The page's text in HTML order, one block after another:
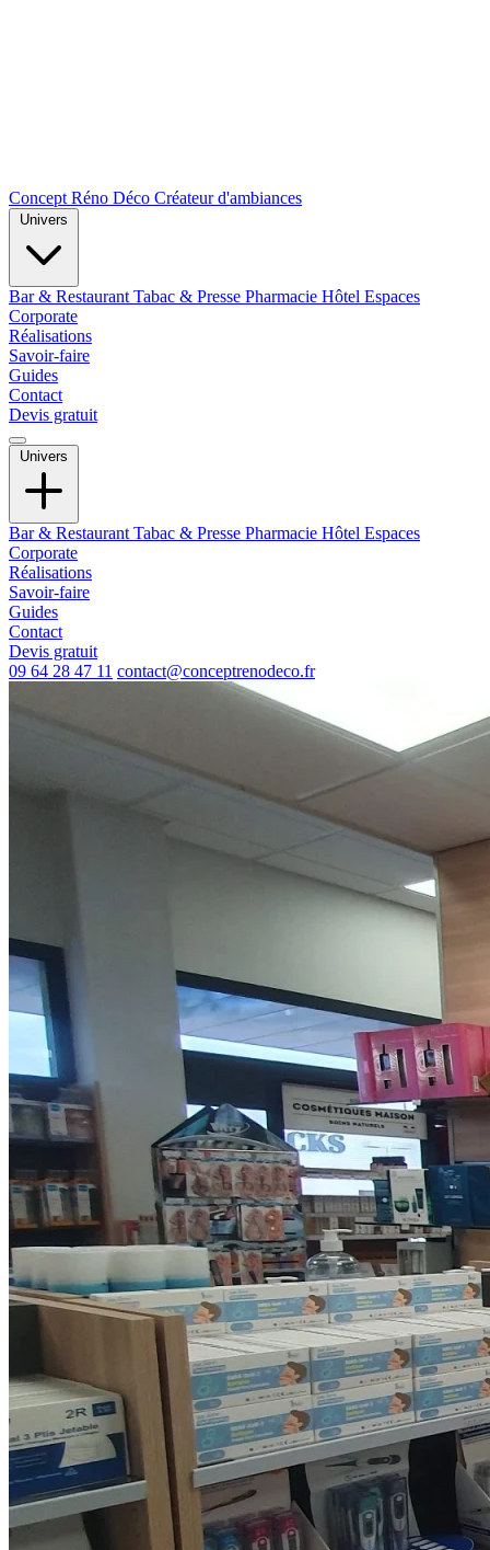
Concept Réno Déco Créateur d'ambiances
Bar & Restaurant Tabac & Presse Pharmacie Hôtel Espaces
Corporate
Réalisations
Savoir-faire
Guides
Contact
Devis gratuit
Univers
Bar & Restaurant Tabac & Presse Pharmacie Hôtel Espaces
Corporate
Réalisations
Savoir-faire
Guides
Contact
Devis gratuit
09 64 28 47 11 contact@conceptrenodeco.fr